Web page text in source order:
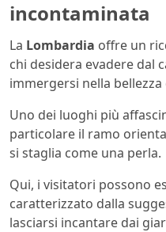
incontaminata
La Lombardia offre un
chi desidera evadere dal
immergersi nella
Uno dei luoghi più
particolare il ramo
si staglia come una perla.
Qui, i visitatori possono
caratterizzato dalla
lasciarsi incantare dai